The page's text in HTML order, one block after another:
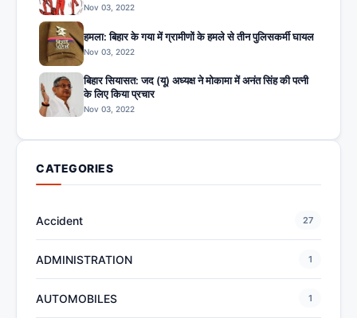
Nov 03, 2022
हमला: बिहार के गया में ग्रामीणों के हमले से तीन पुलिसकर्मी घायल
Nov 03, 2022
बिहार सियासत: जद (यू) अध्यक्ष ने मोकामा में अनंत सिंह की पत्नी
के लिए किया प्रचार
Nov 03, 2022
CATEGORIES
Accident 27
ADMINISTRATION 1
AUTOMOBILES 1